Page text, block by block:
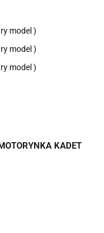
model )
model )
model )
KADET